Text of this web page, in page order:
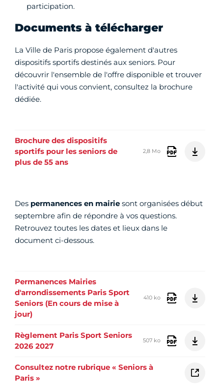
participation.
Documents à télécharger
La Ville de Paris propose également d'autres
dispositifs sportifs destinés aux seniors. Pour
découvrir l'ensemble de l'offre disponible et trouver
l'activité qui vous convient, consultez la brochure
dédiée.
Brochure des dispositifs
sportifs pour les seniors de
plus de 55 ans
2,8 Mo
Des permanences en mairie sont organisées début
septembre afin de répondre à vos questions.
Retrouvez toutes les dates et lieux dans le
document ci-dessous.
Permanences Mairies
d'arrondissements Paris Sport
Seniors (En cours de mise à
jour)
410 ko
Règlement Paris Sport Seniors
2026 2027
507 ko
Consultez notre rubrique « Seniors à
Paris »